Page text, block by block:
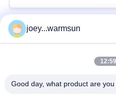
Catégories
joey...warmsun
Good day, what product are